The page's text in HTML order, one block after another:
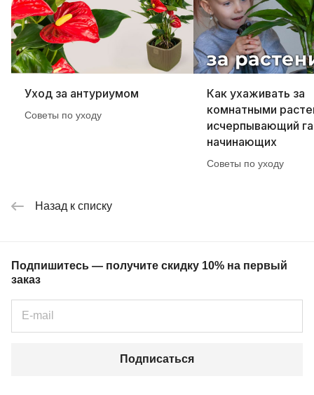
Уход за антуриумом
Советы по уходу
Как ухаживать за
комнатными
исчерпывающий
начинающих
Советы по уходу
Назад к списку
Подпишитесь — получите скидку 10% на первый
заказ
Подписаться